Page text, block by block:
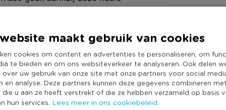
maakt gebruik van cookies
cookies om content en advertenties te personaliseren, om
te bieden en om ons websiteverkeer te analyseren. Ook delen
uw gebruik van onze site met onze partners voor social
en analyse. Deze partners kunnen deze gegevens combineren
u aan ze heeft verstrekt of die ze hebben verzameld op basis
hun services. Lees meer in ons cookiebeleid.
sfeervol en rustgevend effect
zijn recht wanneer je deze 2
een cactus flower geur
aan het juiste adres. Van
maten en geuren.
Diameter (cm)
Producthoogte
Kleur
Merk